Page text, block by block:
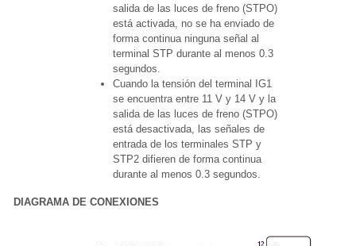
salida de las luces de freno (STPO)
está activada, no se ha enviado de
forma continua ninguna señal al
terminal STP durante al menos 0.3
segundos.
Cuando la tensión del terminal IG1
se encuentra entre 11 V y 14 V y la
salida de las luces de freno (STPO)
está desactivada, las señales de
entrada de los terminales STP y
STP2 difieren de forma continua
durante al menos 0.3 segundos.
DIAGRAMA DE CONEXIONES